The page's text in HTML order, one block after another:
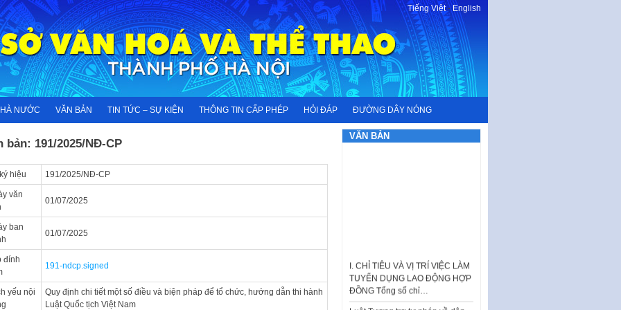
Tiếng Việt-English
NƯỚC VĂN BẢN TIN TỨC – SỰ KIỆN THÔNG TIN CẤP PHÉP HỎI ĐÁP ĐƯỜNG DÂY NÓNG
bản: 191/2025/NĐ-CP
hiệu 191/2025/NĐ-CP
văn
01/07/2025
ban
01/07/2025
đính
191-ndcp.signed
yếu nội
Quy định chi tiết một số điều và biện pháp để tổ chức, hướng dẫn thi hành
Luật Quốc tịch Việt Nam
VĂN BẢN
TUYỂN DỤNG LAO ĐỘNG HỢP
ĐỒNG Tổng số chỉ…